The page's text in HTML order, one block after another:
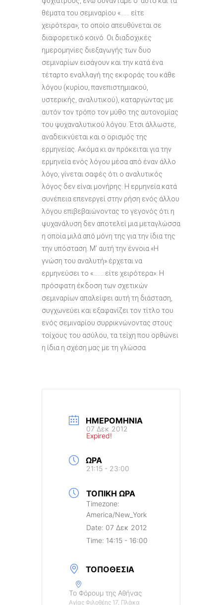
θέματα του σεμιναρίου «…… είτε
χειρότερα», το οποίο απευθύνεται σε
διαφορετικό κοινό. Οι διαδοχικές
ημερομηνίες διεξαγωγής των δυο
σεμιναρίων εισάγουν και την κατά ένα
τέταρτο εναλλαγή της εκφοράς του κάθε
λόγου (κυρίου, πανεπιστημιακού,
υστερικής, αναλυτικού), καταργώντας με
αυτόν τον τρόπο τον μύθο της αυτονομίας
του ψυχαναλυτικού λόγου. Έτσι άλλωστε,
αναδεικνύεται και ο ορισμός της
ερμηνείας. Ακόμα κι αν πρόκειται για την
ερμηνεία ενός λόγου μέσα από έναν άλλο
λόγο, γίνεται σαφές ότι ο αναλυτικός
λόγος δεν είναι μονήρης. Η ερμηνεία κατά
συνέπεια επενεργεί στην ρήση ενός άλλου
λόγου επιβεβαιώνοντας το γεγονός ότι η
ψυχανάλυση δεν αποτελεί μια μεταγλώσσα
η οποία μιλά από μόνη της για την ίδια της
την υπόσταση. Μ’ αυτή την έννοια «Η
γνώση του αναλυτή» έρχεται να
ερμηνεύσει το «……..είτε χειρότερα». Η
πρόσφατη έκδοση των σχετικών
σεμιναρίων απαλείφει αυτή τη διάσταση,
συγχωνεύει και εξαφανίζει τον τίτλο του
ενός σεμιναρίου συρρικνώνοντας στους
τοίχους του ασύλου, τα τείχη που ορθώνει
η ίδια η σχέση μας με τη γλώσσα
ΗΜΕΡΟΜΗΝΊΑ
07 Δεκ 2012
Expired!
ΏΡΑ
21:15 - 23:00
ΤΟΠΙΚΉ ΏΡΑ
Timezone:
America/New_York
Date: 07 Δεκ 2012
Time: 14:15 - 16:00
ΤΟΠΟΘΕΣΊΑ
Το Φόρουμ της Αθήνας
Αγίας Φιλοθέης 17, Πλάκα